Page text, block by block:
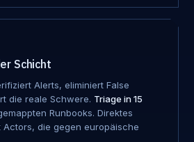
Schicht
Alerts, eliminiert False
die reale Schwere. Triage in 15
Runbooks. Direktes
die gegen europäische